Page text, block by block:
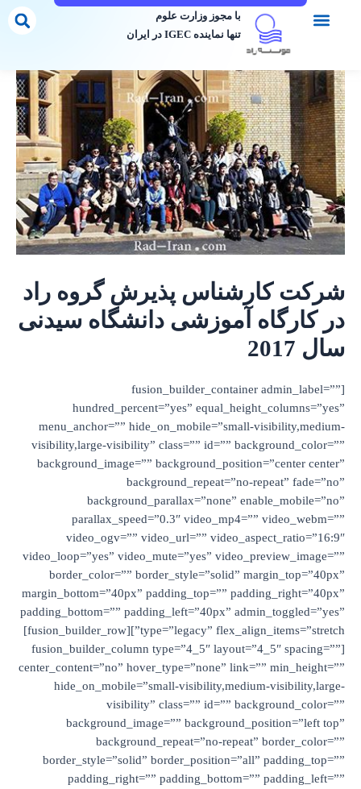
با مجوز وزارت علوم
پذیرش گروه راد
آموزشی دانشگاه سیدنی
hundred_percent=”yes”
menu_anchor=””
visibility,large-visibility” class=”” id=””
background_image=””
background_parallax=”none”
parallax_speed=”0.3″
video_ogv=”” video_url=””
video_loop=”yes” video_mute=”yes”
border_color=”” border_style=”solid”
margin_bottom=”40px” padding_top=””
padding_bottom=”” padding_left=”40px”
type=”legacy” flex_align_items=”stretch”][fusion_builder_row]
[fusion_builder_column type=”4_5″
center_content=”no” hover_type=”none”
hide_on_mobile=”small-
visibility” class=”” id=””
background_image=””
background_repeat=”no-
border_style=”solid”
padding_right=””